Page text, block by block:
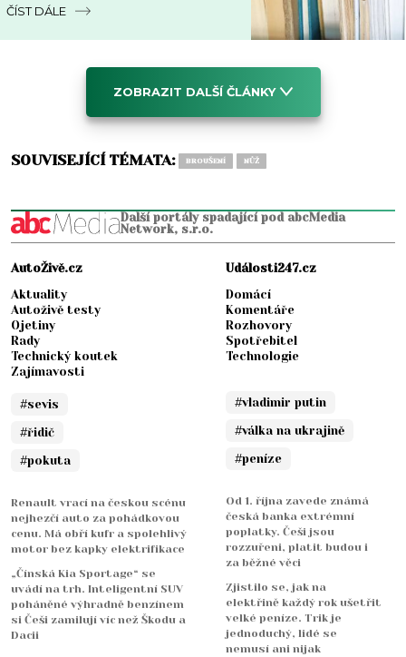
nekontroluje
ČÍST DÁLE
ZOBRAZIT DALŠÍ ČLÁNKY
SOUVISEJÍCÍ TÉMATA: BROUŠENÍ NŮŽ
Další portály spadající pod abcMedia
Network, s.r.o.
AutoŽivě.cz
Aktuality
Autoživě testy
Ojetiny
Rady
Technický koutek
Zajímavosti
#sevis
#řidič
#pokuta
Renault vrací na českou scénu
nejhezčí auto za pohádkovou
cenu. Má obří kufr a spolehlivý
motor bez kapky elektrifikace
„Čínská Kia Sportage“ se
uvádí na trh. Inteligentní SUV
poháněné výhradně benzínem
si Češi zamilují víc než Škodu a
Dacii
Události247.cz
Domácí
Komentáře
Rozhovory
Spotřebitel
Technologie
#vladimir putin
#válka na ukrajině
#peníze
Od 1. října zavede známá
česká banka extrémní
poplatky. Češi jsou
rozzuřeni, platit budou i
za běžné věci
Zjistilo se, jak na
elektřině každý rok ušetřit
velké peníze. Trik je
jednoduchý, lidé se
nemusí ani nijak